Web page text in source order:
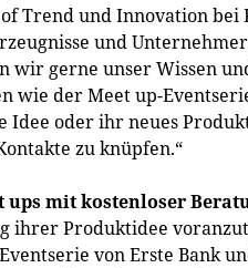
Trend und Innovation bei
und
wir gerne unser Wissen
wie der Meet up-
Idee oder ihr neues
zu knüpfen.“
ups mit kostenloser
ihrer Produktidee
von Erste Bank